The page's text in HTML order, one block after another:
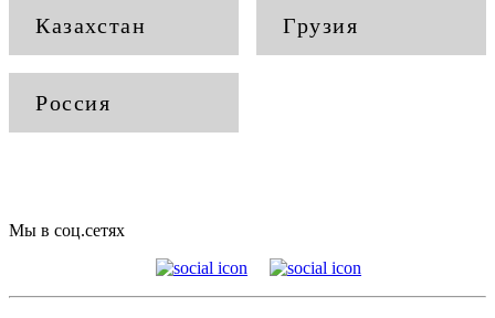
Казахстан Грузия
Россия
Мы в соц.сетях